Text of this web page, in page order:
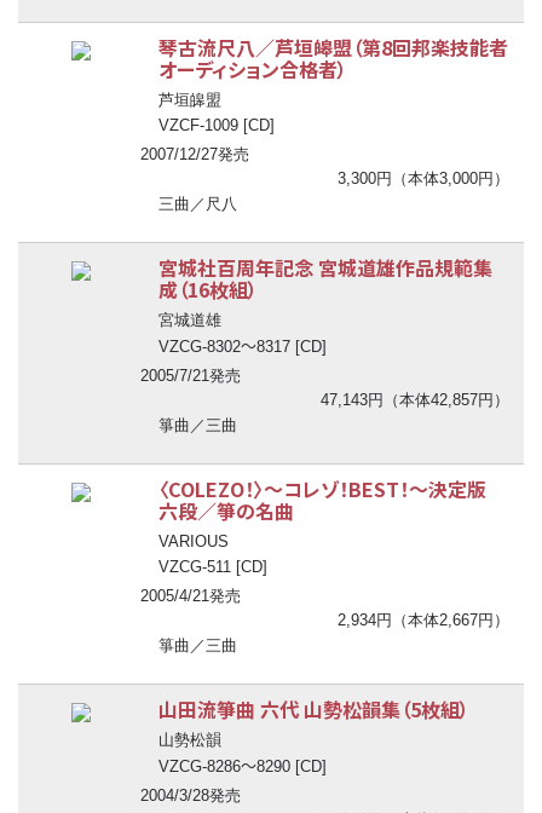
琴古流尺八／芦垣皞盟（第8回邦楽技能者
オーディション合格者）
芦垣皞盟
VZCF-1009 [CD]
2007/12/27発売
3,300円（本体3,000円）
三曲／尺八
宮城社百周年記念 宮城道雄作品規範集
成（16枚組）
宮城道雄
VZCG-8302〜8317 [CD]
2005/7/21発売
47,143円（本体42,857円）
箏曲／三曲
〈COLEZO！〉〜コレゾ！BEST！〜決定版
六段／箏の名曲
VARIOUS
VZCG-511 [CD]
2005/4/21発売
2,934円（本体2,667円）
箏曲／三曲
山田流箏曲 六代 山勢松韻集（5枚組）
山勢松韻
VZCG-8286〜8290 [CD]
2004/3/28発売